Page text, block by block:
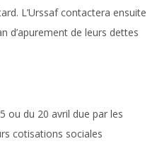
L’Urssaf contactera ensuite
d’apurement de leurs dettes
ou du 20 avril due par les
cotisations sociales